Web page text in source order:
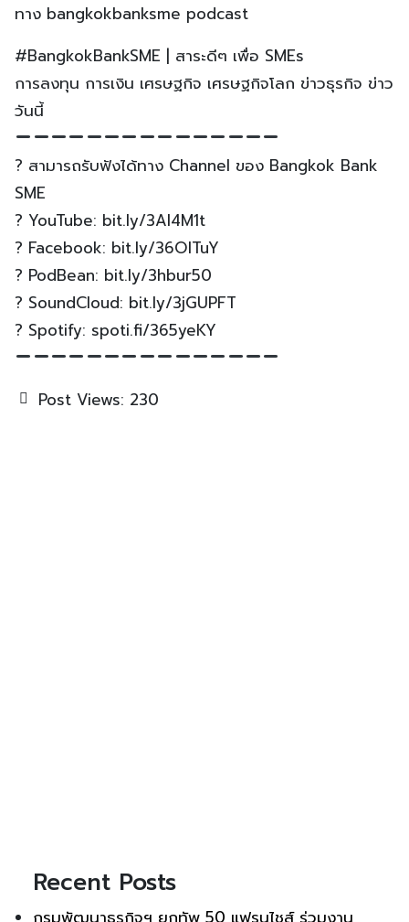
ทาง bangkokbanksme podcast
#BangkokBankSME | สาระดีๆ เพื่อ SMEs
การลงทุน การเงิน เศรษฐกิจ เศรษฐกิจโลก ข่าวธุรกิจ ข่าว
วันนี้
? สามารถรับฟังได้ทาง Channel ของ Bangkok Bank
SME
? YouTube: bit.ly/3Al4M1t
? Facebook: bit.ly/36OlTuY
? PodBean: bit.ly/3hbur50
? SoundCloud: bit.ly/3jGUPFT
? Spotify: spoti.fi/365yeKY
Post Views: 230
Recent Posts
กรมพัฒนาธุรกิจฯ ยกทัพ 50 แฟรนไชส์ ร่วมงาน